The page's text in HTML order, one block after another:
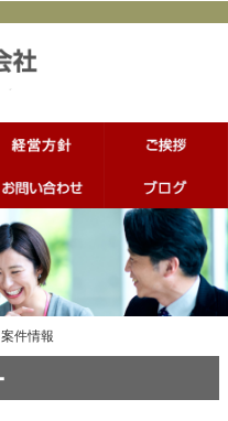
案件情報